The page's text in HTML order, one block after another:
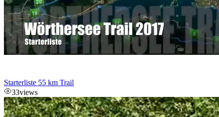
Starterliste 55 km Trail
33views